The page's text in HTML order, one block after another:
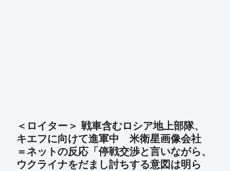
＜ロイター＞ 戦車含むロシア地上部隊、
キエフに向けて進軍中 米衛星画像会社
＝ネットの反応「停戦交渉と言いながら、
ウクライナをだまし討ちする意図は明ら